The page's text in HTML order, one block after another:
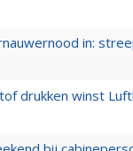
in:
drukken winst